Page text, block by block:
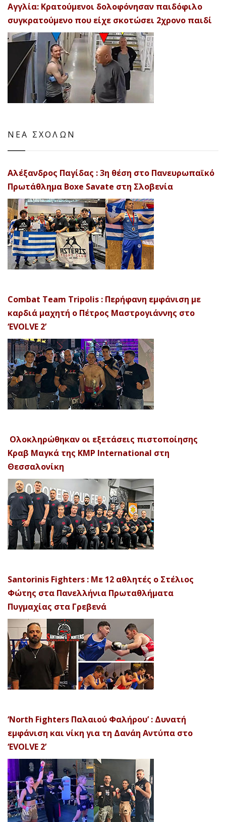
Αγγλία: Κρατούμενοι δολοφόνησαν παιδόφιλο
συγκρατούμενο που είχε σκοτώσει 2χρονο παιδί
ΝΕΑ ΣΧΟΛΩΝ
Αλέξανδρος Παγίδας : 3η θέση στο Πανευρωπαϊκό
Πρωτάθλημα Boxe Savate στη Σλοβενία
Combat Team Tripolis : Περήφανη εμφάνιση με
καρδιά μαχητή ο Πέτρος Μαστρογιάννης στο
‘EVOLVE 2’
Ολοκληρώθηκαν οι εξετάσεις πιστοποίησης
Κραβ Μαγκά της KMP International στη
Θεσσαλονίκη
Santorinis Fighters : Με 12 αθλητές ο Στέλιος
Φώτης στα Πανελλήνια Πρωταθλήματα
Πυγμαχίας στα Γρεβενά
‘North Fighters Παλαιού Φαλήρου’ : Δυνατή
εμφάνιση και νίκη για τη Δανάη Αντύπα στο
‘EVOLVE 2’